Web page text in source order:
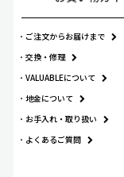
ご注文からお届けまで
交換・修理
VALUABLEについて
地金について
お手入れ・取り扱い
よくあるご質問